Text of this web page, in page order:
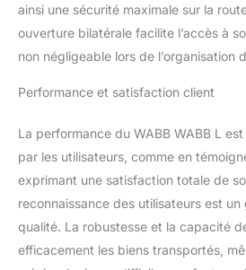
ainsi une sécurité maximale sur la
ouverture bilatérale facilite l’accès à
non négligeable lors de l’organisation
Performance et satisfaction client
La performance du WABB WABB L
par les utilisateurs, comme en
exprimant une satisfaction totale de
reconnaissance des utilisateurs est
qualité. La robustesse et la capacité
efficacement les biens transportés,